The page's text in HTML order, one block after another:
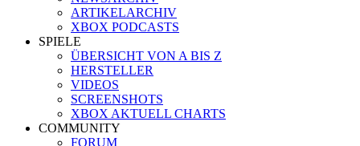
ARTIKELARCHIV
XBOX PODCASTS
SPIELE
ÜBERSICHT VON A BIS Z
HERSTELLER
VIDEOS
SCREENSHOTS
XBOX AKTUELL CHARTS
COMMUNITY
FORUM